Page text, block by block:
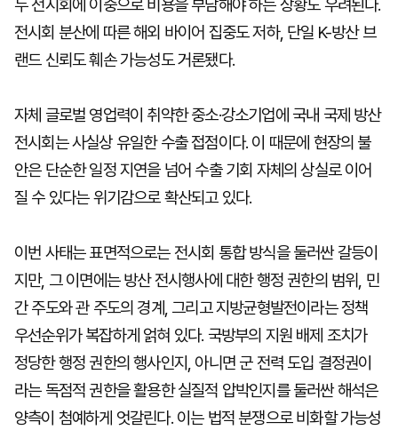
두 전시회에 이중으로 비용을 부담해야 하는 상황도 우려된다.
전시회 분산에 따른 해외 바이어 집중도 저하, 단일 K-방산 브
랜드 신뢰도 훼손 가능성도 거론됐다.
자체 글로벌 영업력이 취약한 중소·강소기업에 국내 국제 방산
전시회는 사실상 유일한 수출 접점이다. 이 때문에 현장의 불
안은 단순한 일정 지연을 넘어 수출 기회 자체의 상실로 이어
질 수 있다는 위기감으로 확산되고 있다.
이번 사태는 표면적으로는 전시회 통합 방식을 둘러싼 갈등이
지만, 그 이면에는 방산 전시행사에 대한 행정 권한의 범위, 민
간 주도와 관 주도의 경계, 그리고 지방균형발전이라는 정책
우선순위가 복잡하게 얽혀 있다. 국방부의 지원 배제 조치가
정당한 행정 권한의 행사인지, 아니면 군 전력 도입 결정권이
라는 독점적 권한을 활용한 실질적 압박인지를 둘러싼 해석은
양측이 첨예하게 엇갈린다. 이는 법적 분쟁으로 비화할 가능성